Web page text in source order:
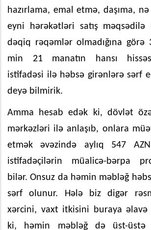
hazırlama, emal etmə, daşıma,
eyni hərəkətləri satış
dəqiq rəqəmlər olmadığına görə
min 21 manatın hansı
istifadəsi ilə həbsə girənlərə sərf
deyə bilmirik.
Amma hesab edək ki, dövlət
mərkəzləri ilə anlaşıb, onlara
etmək əvəzində aylıq 547
istifadəçilərin müalicə-bərpa
bilər. Onsuz da həmin məbləğ
sərf olunur. Hələ biz digər
xərcini, vaxt itkisini buraya əlavə
ki, həmin məbləğ də üst-üstə